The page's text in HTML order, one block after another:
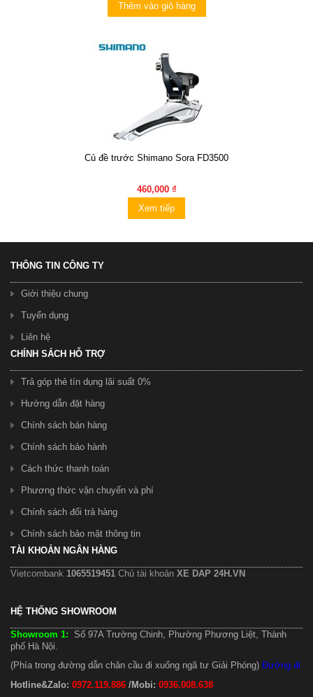
Thêm vào giỏ hàng
Củ đề trước Shimano Sora FD3500
460,000 ₫
Xem tiếp
THÔNG TIN CÔNG TY
Giới thiệu chung
Tuyển dụng
Liên hệ
CHÍNH SÁCH HỖ TRỢ
Trả góp thẻ tín dụng lãi suất 0%
Hướng dẫn đặt hàng
Chính sách bán hàng
Chính sách bảo hành
Cách thức thanh toán
Phương thức vận chuyển và phí
Chính sách đổi trả hàng
Chính sách bảo mật thông tin
TÀI KHOẢN NGÂN HÀNG
Vietcombank 1065519451 Chủ tài khoản XE DAP 24H.VN
HỆ THỐNG SHOWROOM
Showroom 1: Số 97A Trường Chinh, Phường Phương Liệt, Thành
phố Hà Nội.
(Phía trong đường dẫn chân cầu đi xuống ngã tư Giải Phóng) Đường đi
Hotline&Zalo: 0972.119.886 /Mobi: 0936.008.638